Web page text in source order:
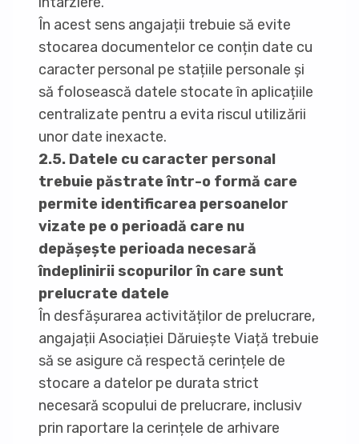
În acest sens angajații trebuie să evite
stocarea documentelor ce conțin date cu
caracter personal pe stațiile personale și
să folosească datele stocate în aplicațiile
centralizate pentru a evita riscul utilizării
unor date inexacte.
2.5. Datele cu caracter personal
trebuie păstrate într-o formă care
permite identificarea persoanelor
vizate pe o perioadă care nu
depășește perioada necesară
îndeplinirii scopurilor în care sunt
prelucrate datele
În desfășurarea activităților de prelucrare,
angajații Asociației Dăruiește Viață trebuie
să se asigure că respectă cerințele de
stocare a datelor pe durata strict
necesară scopului de prelucrare, inclusiv
prin raportare la cerințele de arhivare